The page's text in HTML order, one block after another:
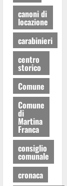
canoni di
locazione
carabinieri
centro
storico
Comune
Comune
di
Martina
Franca
consiglio
comunale
cronaca